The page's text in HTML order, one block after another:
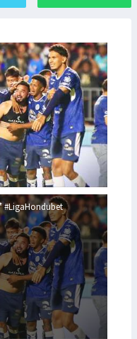
#LigaHondubet